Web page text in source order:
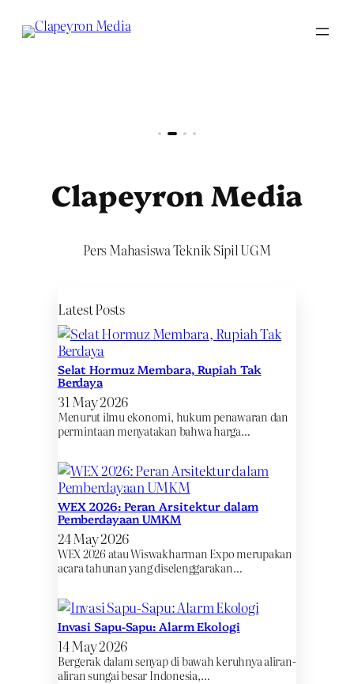
Clapeyron Media
Pers Mahasiswa Teknik Sipil UGM
Latest Posts
Selat Hormuz Membara, Rupiah Tak
Berdaya
31 May 2026
Menurut ilmu ekonomi, hukum penawaran dan
permintaan menyatakan bahwa harga…
WEX 2026: Peran Arsitektur dalam
Pemberdayaan UMKM
24 May 2026
WEX 2026 atau Wiswakharman Expo merupakan
acara tahunan yang diselenggarakan…
Invasi Sapu-Sapu: Alarm Ekologi
14 May 2026
Bergerak dalam senyap di bawah keruhnya aliran-
aliran sungai besar Indonesia,…